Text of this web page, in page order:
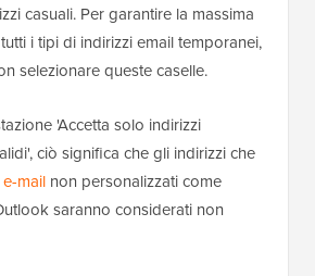
casuali. Per garantire la massima
i tipi di indirizzi email temporanei,
selezionare queste caselle.
'Accetta solo indirizzi
ciò significa che gli indirizzi che
mail non personalizzati come
saranno considerati non